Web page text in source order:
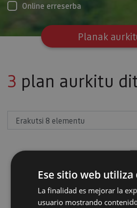
Online erreserba
Planak
3 plan aurkitu
Naturaleza y deporte
Iragazkiak gehitu
Ese sitio web utiliza
La finalidad es mejorar la
usuario mostrando